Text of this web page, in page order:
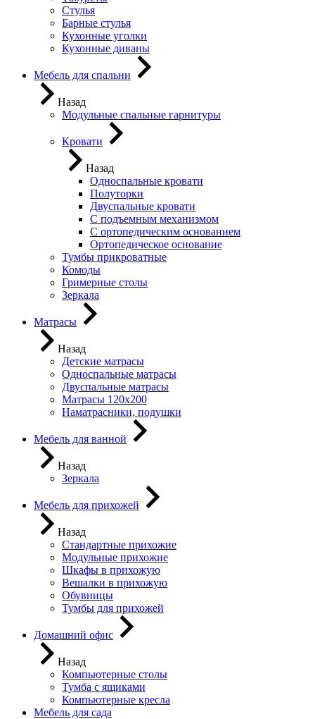
Стулья
Барные стулья
Кухонные уголки
Кухонные диваны
Мебель для спальни
Назад
Модульные спальные гарнитуры
Кровати
Назад
Односпальные кровати
Полуторки
Двуспальные кровати
С подъемным механизмом
С ортопедическим основанием
Ортопедическое основание
Тумбы прикроватные
Комоды
Гримерные столы
Зеркала
Матрасы
Назад
Детские матрасы
Односпальные матрасы
Двуспальные матрасы
Матрасы 120х200
Наматрасники, подушки
Мебель для ванной
Назад
Зеркала
Мебель для прихожей
Назад
Стандартные прихожие
Модульные прихожие
Шкафы в прихожую
Вешалки в прихожую
Обувницы
Тумбы для прихожей
Домашний офис
Назад
Компьютерные столы
Тумба с ящиками
Компьютерные кресла
Мебель для сада